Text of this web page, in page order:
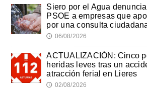
Siero por el Agua
PSOE a empresas que
por una consulta
🕔 06/08/2026
ACTUALIZACIÓN: Cinco
heridas leves tras un
atracción ferial en Lieres
🕔 02/08/2026